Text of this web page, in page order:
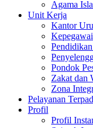
Agama
Unit Kerja
Kantor
Pondok
Zakat dan
Zona
Pelayanan
Profil
Profil